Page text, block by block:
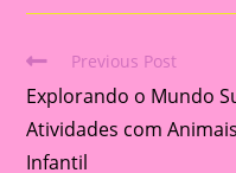
Read
more
articles
Previous Post
Explorando o Mundo
Atividades com
Infantil